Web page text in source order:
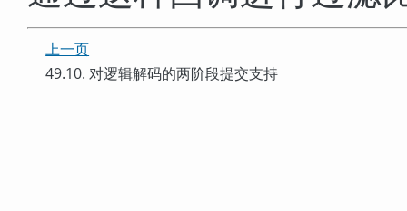
上一页
49.10. 对逻辑解码的两阶段提交支持